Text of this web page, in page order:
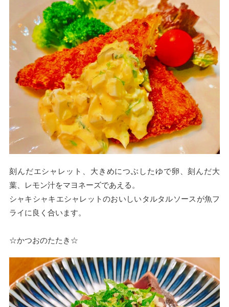
刻んだエシャレット、大きめにつぶしたゆで卵、刻んだ大
葉、レモン汁をマヨネーズであえる。
シャキシャキエシャレットのおいしいタルタルソースが魚フ
ライに良く合います。
☆かつおのたたき☆